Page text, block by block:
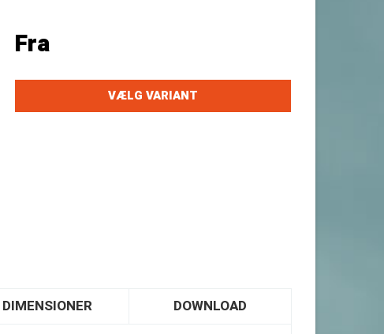
Fra
VÆLG VARIANT
DIMENSIONER DOWNLOAD